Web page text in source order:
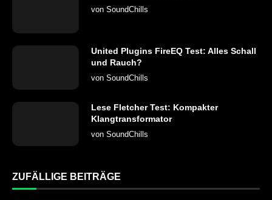
von SoundChills
United Plugins FireEQ Test: Alles Schall
und Rauch?
von SoundChills
Lese Fletcher Test: Kompakter
Klangtransformator
von SoundChills
ZUFÄLLIGE BEITRÄGE